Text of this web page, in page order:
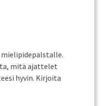
mitä ajattelet
hyvin. Kirjoita